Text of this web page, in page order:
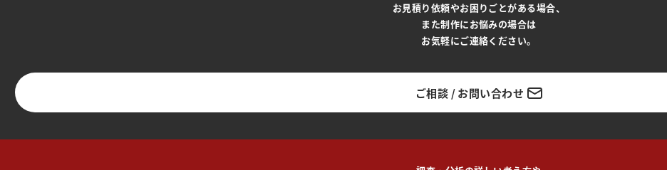
お見積り依頼やお困りごとがある場合、
また制作にお悩みの場合は
お気軽にご連絡ください。
ご相談 / お問い合わせ